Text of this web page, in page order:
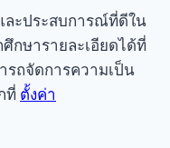
ละประสบการณ์ที่ดีใน
กษารายละเอียดได้ที่
รถจัดการความเป็น
ที่ ตั้งค่า